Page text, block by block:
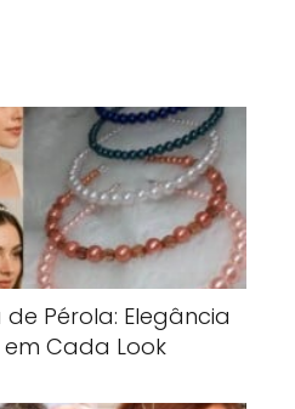
Pérola: Elegância
Cada Look